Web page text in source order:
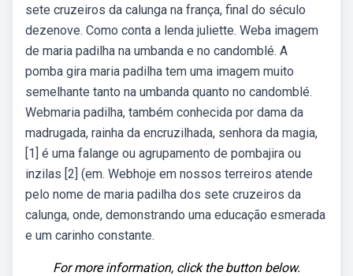
sete cruzeiros da calunga na frança, final do século
dezenove. Como conta a lenda juliette. Weba imagem
de maria padilha na umbanda e no candomblé. A
pomba gira maria padilha tem uma imagem muito
semelhante tanto na umbanda quanto no candomblé.
Webmaria padilha, também conhecida por dama da
madrugada, rainha da encruzilhada, senhora da magia,
[1] é uma falange ou agrupamento de pombajira ou
inzilas [2] (em. Webhoje em nossos terreiros atende
pelo nome de maria padilha dos sete cruzeiros da
calunga, onde, demonstrando uma educação esmerada
e um carinho constante.
For more information, click the button below.